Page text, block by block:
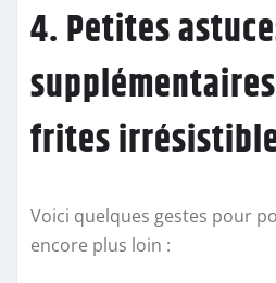
4. Petites
frites
Voici quelques gestes pour
encore plus loin :